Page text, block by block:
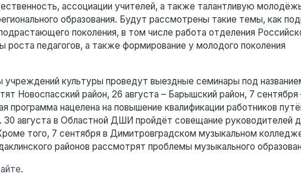
ассоциации учителей, а также талантливую
образования. Будут рассмотрены такие темы, как
поколения, в том числе работа отделения
педагогов, а также формирование у молодого поколения
культуры проведут выездные семинары под
Новоспасский район, 26 августа – Барышский район, 7 сентября
программа нацелена на повышение квалификации работников
августа в Областной ДШИ пройдёт совещание руководителей
того, 7 сентября в Димитровградском музыкальном
районов рассмотрят проблемы музыкального
.